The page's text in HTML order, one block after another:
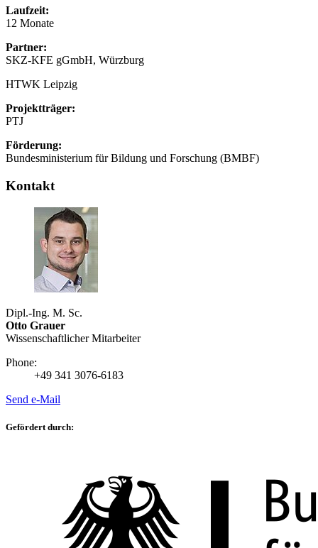
Laufzeit:
12 Monate
Partner:
SKZ-KFE gGmbH, Würzburg
HTWK Leipzig
Projektträger:
PTJ
Förderung:
Bundesministerium für Bildung und Forschung (BMBF)
Kontakt
Dipl.-Ing. M. Sc.
Otto Grauer
Wissenschaftlicher Mitarbeiter
Phone:
+49 341 3076-6183
Send e-Mail
Gefördert durch: